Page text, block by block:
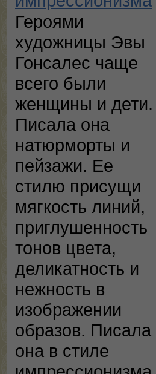
Героями
художницы Эвы
Гонсалес чаще
всего были
женщины и дети.
Писала она
натюрморты и
пейзажи. Ее
стилю присущи
мягкость линий,
приглушенность
тонов цвета,
деликатность и
нежность в
изображении
образов. Писала
она в стиле